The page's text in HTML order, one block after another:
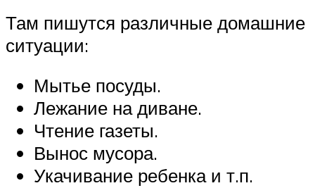
Там пишутся различные домашние
ситуации:
Мытье посуды.
Лежание на диване.
Чтение газеты.
Вынос мусора.
Укачивание ребенка и т.п.